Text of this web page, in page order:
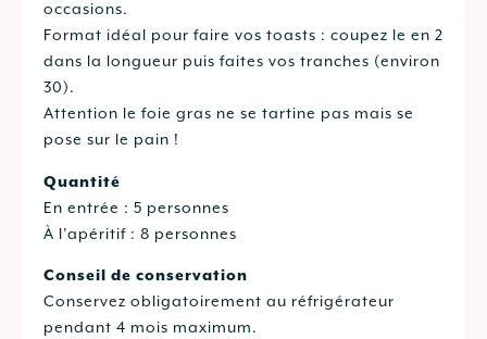
occasions.
Format idéal pour faire vos toasts : coupez le en 2
dans la longueur puis faites vos tranches (environ
30).
Attention le foie gras ne se tartine pas mais se
pose sur le pain !
Quantité
En entrée : 5 personnes
À l’apéritif : 8 personnes
Conseil de conservation
Conservez obligatoirement au réfrigérateur
pendant 4 mois maximum.